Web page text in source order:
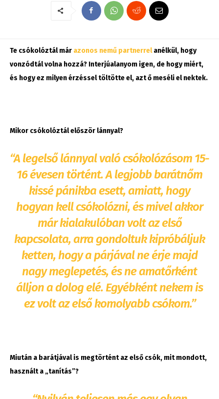
Te csókolóztál már azonos nemű partnerrelanélkül, hogy
vonzódtál volna hozzá? Interjúalanyom igen, de hogy miért,
és hogy ez milyen érzéssel töltötte el, azt ő meséli el nektek.
Mikor csókolóztál először lánnyal?
“A legelső lánnyal való csókolózásom 15-
16 évesen történt. A legjobb barátnőm
kissé pánikba esett, amiatt, hogy
hogyan kell csókolózni, és mivel akkor
már kialakulóban volt az első
kapcsolata, arra gondoltuk kipróbáljuk
ketten, hogy a párjával ne érje majd
nagy meglepetés, és ne amatőrként
álljon a dolog elé. Egyébként nekem is
ez volt az első komolyabb csókom.”
Miután a barátjával is megtörtént az első csók, mit mondott,
használt a „tanítás”?